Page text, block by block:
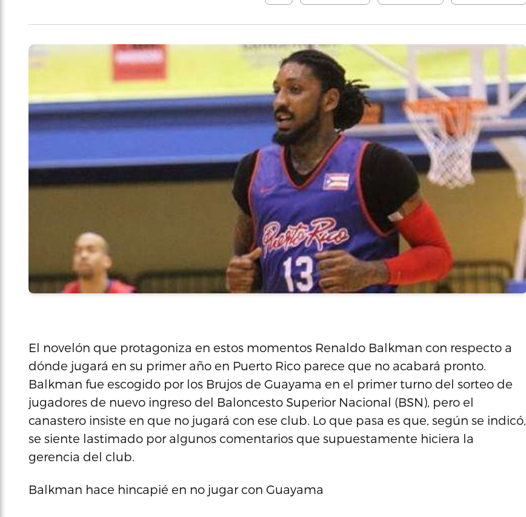
El novelón que protagoniza en estos momentos Renaldo Balkman con respecto a
dónde jugará en su primer año en Puerto Rico parece que no acabará pronto.
Balkman fue escogido por los Brujos de Guayama en el primer turno del sorteo de
jugadores de nuevo ingreso del Baloncesto Superior Nacional (BSN), pero el
canastero insiste en que no jugará con ese club. Lo que pasa es que, según se indicó,
se siente lastimado por algunos comentarios que supuestamente hiciera la
gerencia del club.
Balkman hace hincapié en no jugar con Guayama